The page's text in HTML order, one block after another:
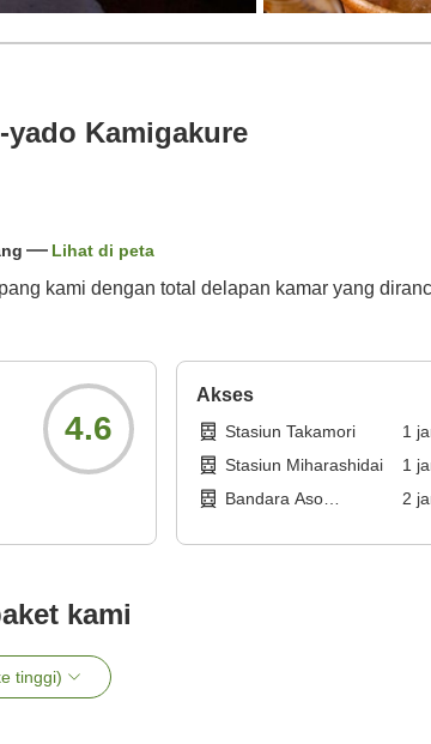
yado Kamigakure
Lihat di peta
kami dengan total delapan kamar yang
4.6
Akses
Stasiun Takamori 1
Stasiun Miharashidai
1
Bandara Aso
2
kami
tinggi)